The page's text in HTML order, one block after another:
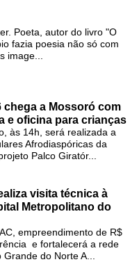
Poeta, autor do livro "O
fazia poesia não só com
image...
chega a Mossoró com
e oficina para crianças
às 14h, será realizada a
Afrodiaspóricas da
Palco Giratór...
visita técnica à
Metropolitano do
empreendimento de R$
e fortalecerá a rede
do Norte A...